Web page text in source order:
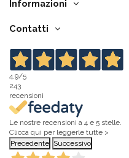
Informazioni
Contatti
4,9/5
243
recensioni
Le nostre recensioni a 4 e 5 stelle.
Clicca qui per leggerle tutte >
Precedente Successivo